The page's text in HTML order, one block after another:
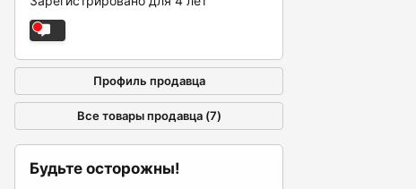
Профиль продавца
Все товары продавца (7)
Будьте осторожны!